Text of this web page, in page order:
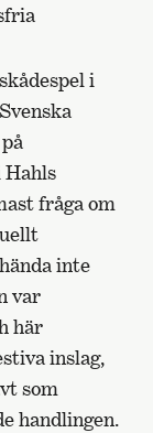
i
fråga om
inte
var
här
inslag,
som
handlingen.